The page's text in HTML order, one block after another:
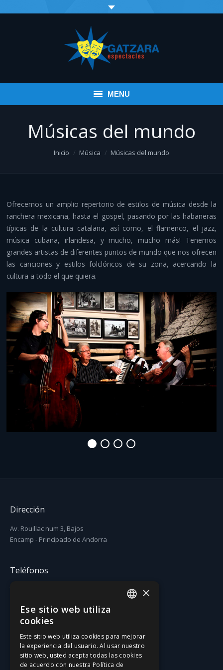
MENU
Música
Despedidas y aventura
Otros servicios
Infraestructuras y material
Contacto
Músicas del mundo
Inicio Música Músicas del mundo
Ofrecemos un amplio repertorio de estilos de música desde la
ranchera mexicana, hasta el gospel, pasando por las habaneras
típicas de la cultura catalana, así como, el flamenco, el jazz,
música cubana, irlandesa, y mucho, mucho más! Tenemos
grandes artistas de diferentes puntos de mundo que nos ofrecen
las canciones y estilos folclóricos de su zona, acercando la
cultura a todo el que quiera.
Dirección
Av. Rouillac num 3, Bajos
Encamp - Principado de Andorra
Teléfonos
gatzara@gatzara.com
×
Ese sitio web utiliza
cookies
Este sitio web utiliza cookies para mejorar
la experiencia del usuario. Al usar nuestro
sitio web, usted acepta todas las cookies
de acuerdo con nuestra Política de